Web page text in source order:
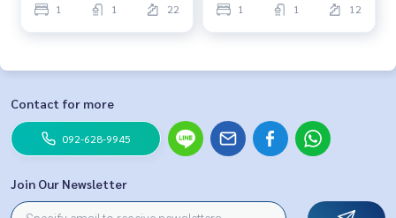
1 1 22 1 1 12
Contact for more
092-628-9945
Join Our Newsletter